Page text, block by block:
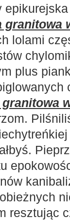
granitowa
lolami
plus
resztując